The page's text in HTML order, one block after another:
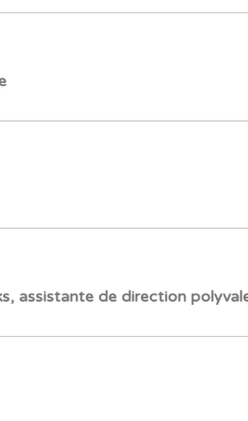
assistante de direction